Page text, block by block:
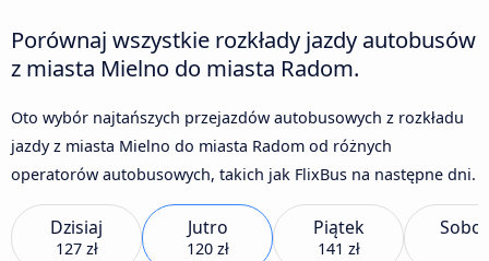
Porównaj wszystkie rozkłady jazdy autobusów
z miasta Mielno do miasta Radom.
Oto wybór najtańszych przejazdów autobusowych z rozkładu
jazdy z miasta Mielno do miasta Radom od różnych
operatorów autobusowych, takich jak FlixBus na następne dni.
Dzisiaj
127 zł
Jutro
120 zł
Piątek
141 zł